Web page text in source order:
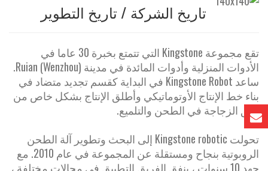
تاريخ الشركة / تاريخ التطوير
تقع مجموعة Kingstone التي تتمتع بخبرة 30 عاما في
الأدوات المنزلية وأدوات المائدة في مدينة Ruian (Wenzhou).
ساعد Kingstone Robot في البداية كقسم تجديد متضاد في
بناء خط الإنتاج الأوتوماتيكي وأطلق الإنتاج بشكل خاص من
عنق الزجاجة في الطحن والتلميع.
تحولت Kingstone robotic إلى البحث وتطوير آلة الطحن
الروبوتية بنجاح ومستقلة عن المجموعة في عام 2010. مع
جهد 10 سنوات ، ينفق الفريق التطبيق في مجالات مختلفة ،